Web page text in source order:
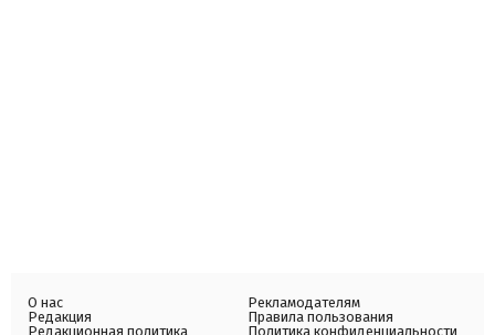
О нас
Редакция
Редакционная политика
Рекламодателям
Правила пользования
Политика конфиденциальности